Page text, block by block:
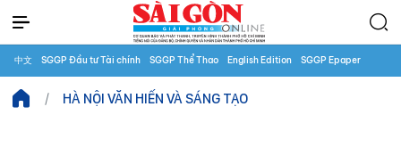
中文 SGGP Đầu tư Tài chính SGGP Thể Thao English Edition SGGP Epaper
HÀ NỘI VĂN HIẾN VÀ SÁNG TẠO